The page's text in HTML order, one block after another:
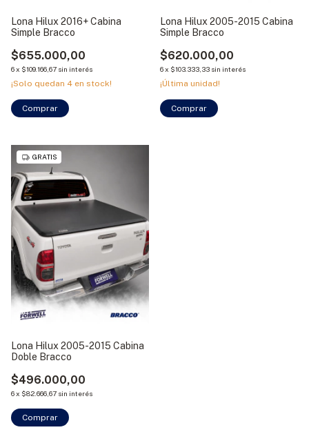
Lona Hilux 2016+ Cabina
Simple Bracco
$655.000,00
6x $109.166,67 sin interés
¡Solo quedan 4 en stock!
Comprar
Lona Hilux 2005-2015 Cabina
Simple Bracco
$620.000,00
6x $103.333,33 sin interés
¡Última unidad!
Comprar
GRATIS
Lona Hilux 2005-2015 Cabina
Doble Bracco
$496.000,00
6x $82.666,67 sin interés